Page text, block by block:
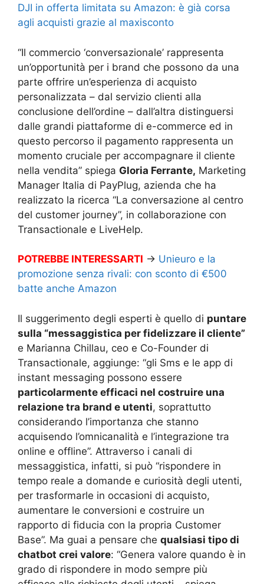
DJI in offerta limitata su Amazon: è già corsa
agli acquisti grazie al maxisconto
“Il commercio ‘conversazionale’ rappresenta
un’opportunità per i brand che possono da una
parte offrire un’esperienza di acquisto
personalizzata – dal servizio clienti alla
conclusione dell’ordine – dall’altra distinguersi
dalle grandi piattaforme di e-commerce ed in
questo percorso il pagamento rappresenta un
momento cruciale per accompagnare il cliente
nella vendita” spiega Gloria Ferrante, Marketing
Manager Italia di PayPlug, azienda che ha
realizzato la ricerca “La conversazione al centro
del customer journey”, in collaborazione con
Transactionale e LiveHelp.
POTREBBE INTERESSARTI → Unieuro e la
promozione senza rivali: con sconto di €500
batte anche Amazon
Il suggerimento degli esperti è quello di puntare
sulla “messaggistica per fidelizzare il cliente”
e Marianna Chillau, ceo e Co-Founder di
Transactionale, aggiunge: “gli Sms e le app di
instant messaging possono essere
particolarmente efficaci nel costruire una
relazione tra brand e utenti, soprattutto
considerando l’importanza che stanno
acquisendo l’omnicanalità e l’integrazione tra
online e offline”. Attraverso i canali di
messaggistica, infatti, si può “rispondere in
tempo reale a domande e curiosità degli utenti,
per trasformarle in occasioni di acquisto,
aumentare le conversioni e costruire un
rapporto di fiducia con la propria Customer
Base”. Ma guai a pensare che qualsiasi tipo di
chatbot crei valore: “Genera valore quando è in
grado di rispondere in modo sempre più